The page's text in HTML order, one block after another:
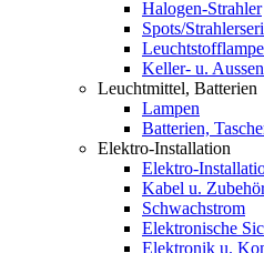
Halogen-Strahler
Spots/
Keller- u.
Leuchtmittel, Batterien
Lampen
Batterien,
Elektro-Installation
Elektro-
Kabel u.
Schwachstrom
Elektronische
Elektronik u.